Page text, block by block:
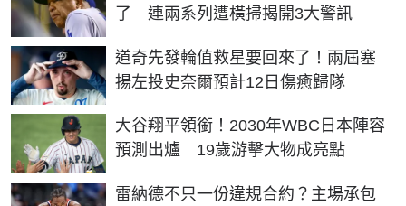
了 連兩系列遭橫掃揭開3大警訊
道奇先發輪值救星要回來了！兩屆塞
揚左投史奈爾預計12日傷癒歸隊
大谷翔平領銜！2030年WBC日本陣容
預測出爐 19歲游擊大物成亮點
雷納德不只一份違規合約？主場承包